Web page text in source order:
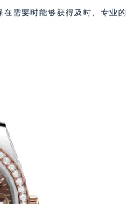
需要时能够获得及时、专业的